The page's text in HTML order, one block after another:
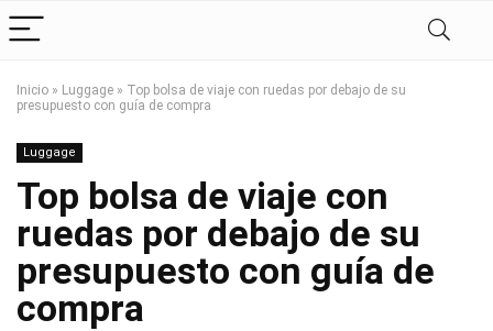
Inicio » Luggage » Top bolsa de viaje con ruedas por debajo de su
presupuesto con guía de compra
Luggage
Top bolsa de viaje con
ruedas por debajo de su
presupuesto con guía de
compra